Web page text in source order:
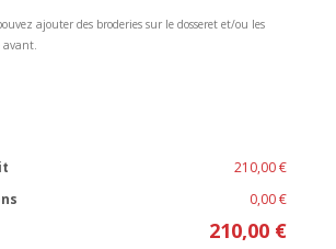
ajouter des broderies sur le dosseret et/ou les
avant.
210,00 €
0,00 €
210,00 €